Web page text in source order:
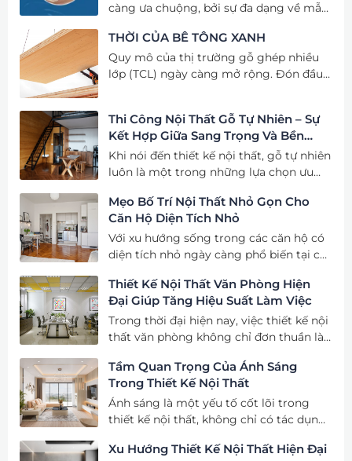
càng ưa chuộng, bởi sự đa dạng về mẫu
nhiều sự lựa chọn hơn, việc sắp xếp nội
thất phù hợp điều này khẳng định được
giá trị cho ngôi nhà. Nền kinh tế ngày
sản phẩm nội thất gỗ công nghiệp, với
việc sử dụng công nghệ trong sản xuất,
sản phẩm sau khi gia công có tính thẩm
mỹ cao đồng đều và nâng cao giá trị
THỜI CỦA BÊ TÔNG XANH
Quy mô của thị trường gỗ ghép nhiều
lớp (TCL) ngày càng mở rộng. Đón đầu
tăng giá trị.
Thi Công Nội Thất Gỗ Tự Nhiên – Sự
Kết Hợp Giữa Sang Trọng Và Bền
Vững
Khi nói đến thiết kế nội thất, gỗ tự nhiên
luôn là một trong những lựa chọn ưu
hợp giữa sự sang trọng và tính bền
vững đã làm cho gỗ tự nhiên trở thành
lựa chọn lý tưởng cho nhiều không gian
sống hiện đại. Dưới đây là cái nhìn sâu
nhiên và cách thức kết hợp giữa sang
trọng và bền vững trong thiết kế.
Mẹo Bố Trí Nội Thất Nhỏ Gọn Cho
Căn Hộ Diện Tích Nhỏ
Với xu hướng sống trong các căn hộ có
diện tích nhỏ ngày càng phổ biến tại các
cho gọn gàng và hợp lý trở thành một
yếu tố quan trọng. Dưới đây là những
mẹo bố trí nội thất nhỏ gọn giúp tối ưu
không gian cho căn hộ có diện tích
Thiết Kế Nội Thất Văn Phòng Hiện
Đại Giúp Tăng Hiệu Suất Làm Việc
Trong thời đại hiện nay, việc thiết kế nội
thất văn phòng không chỉ đơn thuần là
về công năng, sự thoải mái và khả năng
thúc đẩy hiệu suất làm việc. Một không
gian làm việc hiện đại, được thiết kế
thông minh, sẽ tạo điều kiện cho nhân
thoải mái hơn và từ đó đóng góp tích
Tầm Quan Trọng Của Ánh Sáng
Trong Thiết Kế Nội Thất
Ánh sáng là một yếu tố cốt lõi trong
thiết kế nội thất, không chỉ có tác dụng
cảm xúc và phong cách cho không gian
Xu Hướng Thiết Kế Nội Thất Hiện Đại